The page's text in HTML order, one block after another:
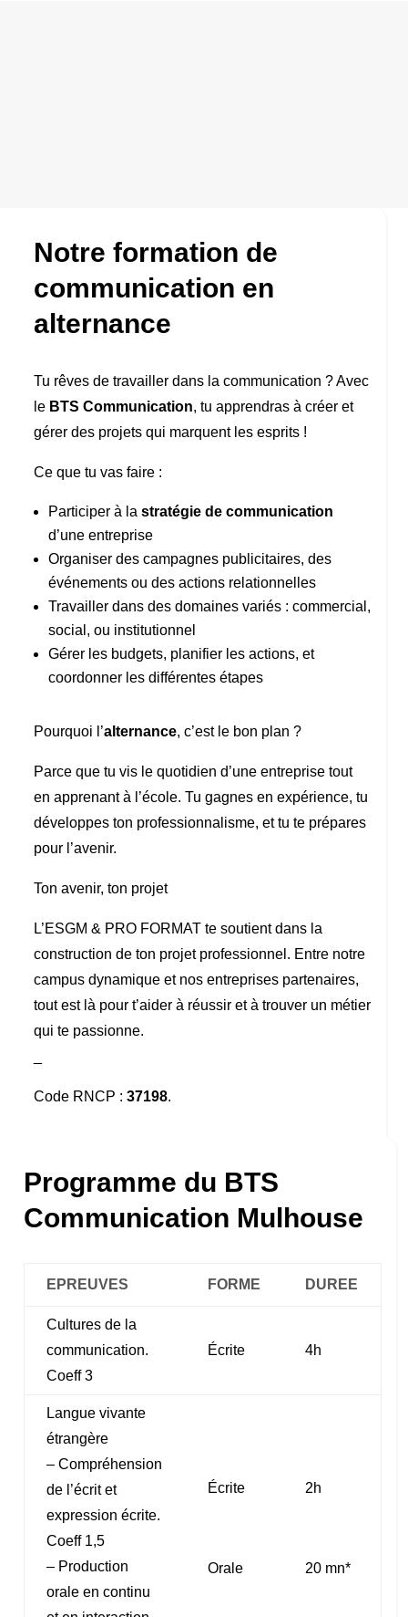
Notre formation de
communication en
alternance
Tu rêves de travailler dans la communication ? Avec
le BTS Communication, tu apprendras à créer et
gérer des projets qui marquent les esprits !
Ce que tu vas faire :
Participer à lastratégie de communication
d’une entreprise
Organiser des campagnes publicitaires, des
événements ou des actions relationnelles
Travailler dans des domaines variés : commercial,
social, ou institutionnel
Gérer les budgets, planifier les actions, et
coordonner les différentes étapes
Pourquoi l’alternance, c’est le bon plan ?
Parce que tu vis le quotidien d’une entreprise tout
en apprenant à l’école. Tu gagnes en expérience, tu
développes ton professionnalisme, et tu te prépares
pour l’avenir.
Ton avenir, ton projet
L’ESGM & PRO FORMAT te soutient dans la
construction de ton projet professionnel. Entre notre
campus dynamique et nos entreprises partenaires,
tout est là pour t’aider à réussir et à trouver un métier
qui te passionne.
Code RNCP :37198.
Programme du BTS
Communication Mulhouse
EPREUVES FORME DUREE
Cultures de la
communication.
Coeff 3
Écrite 4h
Langue vivante
étrangère
– Compréhension
de l’écrit et
expression écrite.
Coeff 1,5
– Production
orale en continu
Écrite
Orale
2h
20 mn*